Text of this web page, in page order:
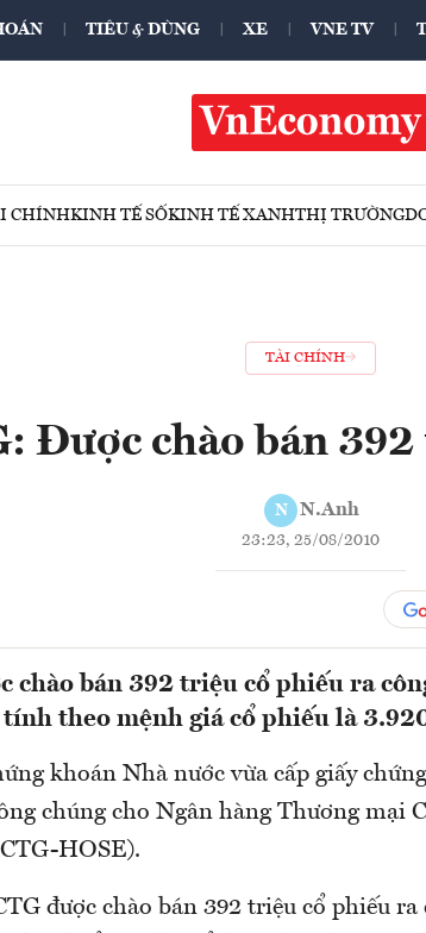
TIÊU & DÙNG XE VNE TV
CHÍNHKINH TẾ SỐKINH TẾ XANHTHỊ TRƯỜNG
TÀI CHÍNH
Được chào bán
N N.Anh
23:23, 25/08/2010
chào bán 392 triệu cổ phiếu ra
tính theo mệnh giá cổ phiếu là
khoán Nhà nước vừa cấp giấy
chúng cho Ngân hàng Thương mại
HOSE).
được chào bán 392 triệu cổ phiếu